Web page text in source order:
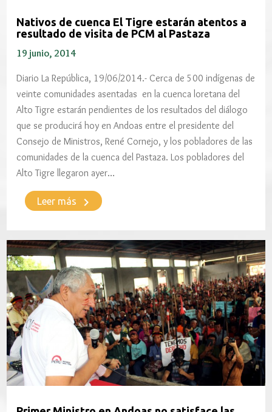
Nativos de cuenca El Tigre estarán atentos a
resultado de visita de PCM al Pastaza
19 junio, 2014
Diario La República, 19/06/2014.- Cerca de 500 indígenas de
veinte comunidades asentadas en la cuenca loretana del
Alto Tigre estarán pendientes de los resultados del diálogo
que se producirá hoy en Andoas entre el presidente del
Consejo de Ministros, René Cornejo, y los pobladores de las
comunidades de la cuenca del Pastaza. Los pobladores del
Alto Tigre llegaron ayer…
Leer más keyboard_arrow_right